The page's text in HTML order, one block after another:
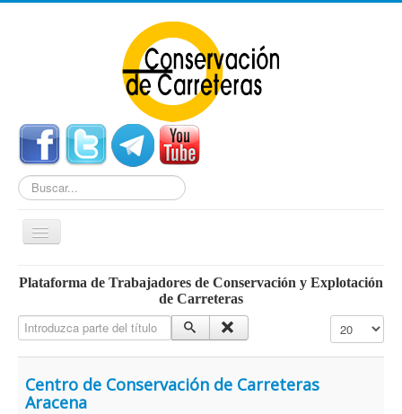
Buscar...
Cambiar
navegación
Home
Centros de Conservación
Enlaces Externos
Plataforma de Trabajadores de Conservación y Explotación
de Carreteras
Introduzca parte del título Cantidad a
Centro de Conservación de Carreteras
Aracena